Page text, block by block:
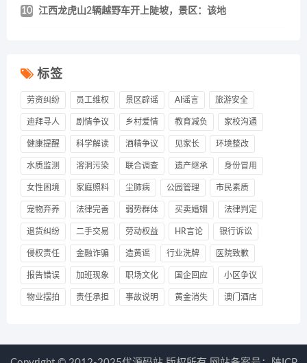
10 江西龙虎山2辆越野车开上陡坡，景区：该地
标签
劳资纠纷 员工维权 景区辟谣 AI谣言 旅游安全
迪拜寻人 剧情争议 乡村爱情 教育减负 家校沟通
健康提醒 科学解读 酒精争议 见家长 环境整改
水质监测 溶洞污染 联合调查 遗产继承 身份冒用
女性困境 家庭照料 尘肺病 公园管理 市民素质
宠物弃养 法律完善 弱势群体 买卖婚姻 法律判定
退货纠纷 二手交易 劳动权益 HR言论 银行诉讼
侵权责任 金融诈骗 造黄谣 行业洗牌 医院致歉
报告错误 加班现象 职场文化 国企回应 小区争议
物业摆拍 责任承担 事故说明 黄金消失 澳门酒店